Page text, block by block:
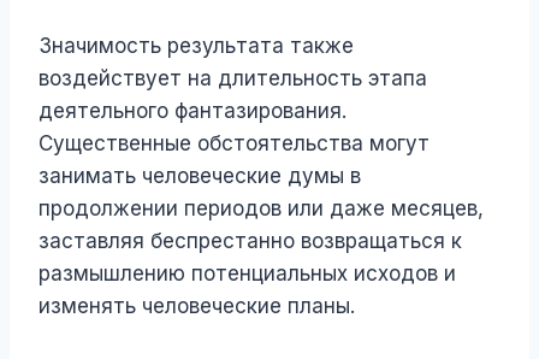
Значимость результата также
воздействует на длительность этапа
деятельного фантазирования.
Существенные обстоятельства могут
занимать человеческие думы в
продолжении периодов или даже месяцев,
заставляя беспрестанно возвращаться к
размышлению потенциальных исходов и
изменять человеческие планы.